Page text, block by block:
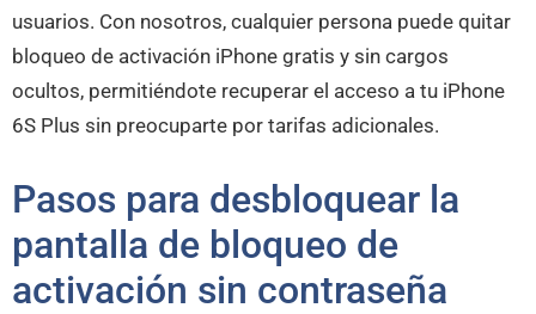
usuarios. Con nosotros, cualquier persona puede quitar
bloqueo de activación iPhone gratis y sin cargos
ocultos, permitiéndote recuperar el acceso a tu iPhone
6S Plus sin preocuparte por tarifas adicionales.
Pasos para desbloquear la
pantalla de bloqueo de
activación sin contraseña